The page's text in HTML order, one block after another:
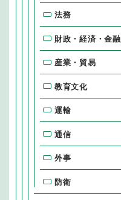
法務
財政・経済・金融
産業・貿易
教育文化
運輸
通信
外事
防衛